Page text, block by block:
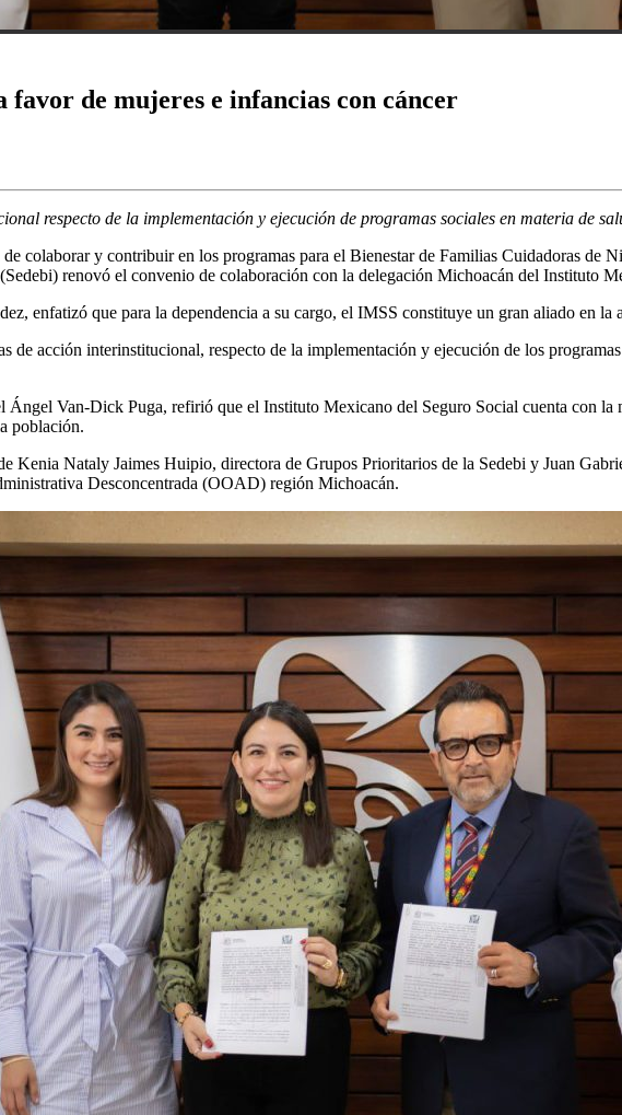
favor de mujeres e infancias con cáncer
respecto de la implementación y ejecución de programas sociales en materia de
colaborar y contribuir en los programas para el Bienestar de Familias Cuidadoras de
renovó el convenio de colaboración con la delegación Michoacán del Instituto
enfatizó que para la dependencia a su cargo, el IMSS constituye un gran aliado en la
de acción interinstitucional, respecto de la implementación y ejecución de los
Ángel Van-Dick Puga, refirió que el Instituto Mexicano del Seguro Social cuenta con
población.
Kenia Nataly Jaimes Huipio, directora de Grupos Prioritarios de la Sedebi y Juan
Desconcentrada (OOAD) región Michoacán.